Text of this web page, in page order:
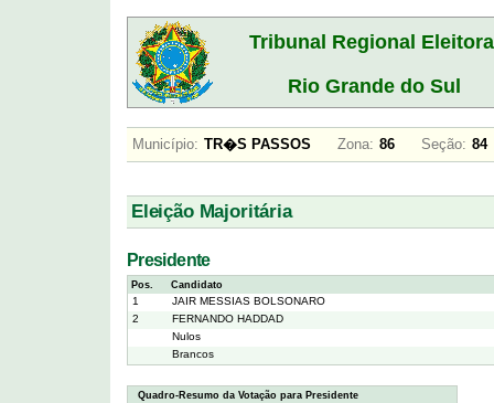
Tribunal Regional
Rio Grande do Sul
Município: TR�S PASSOS Zona: 86 Seção:
Eleição Majoritária
Presidente
Pos. Candidato
1
JAIR MESSIAS BOLSONARO
2
FERNANDO HADDAD
Nulos
Brancos
Quadro-Resumo da Votação para Presidente